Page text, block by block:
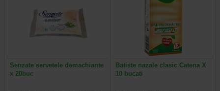
Senzate servetele demachiante
x 20buc
Batiste nazale clasic Catena X
10 bucati